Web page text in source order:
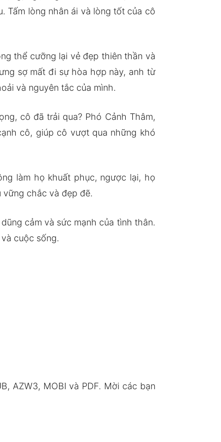
Tấm lòng nhân ái và lòng tốt của cô
thể cưỡng lại vẻ đẹp thiên thần và
sợ mất đi sự hòa hợp này, anh từ
và nguyên tắc của mình.
cô đã trải qua? Phó Cảnh Thâm,
cô, giúp cô vượt qua những khó
làm họ khuất phục, ngược lại, họ
vững chắc và đẹp đẽ.
cảm và sức mạnh của tình thân.
cuộc sống.
AZW3, MOBI và PDF. Mời các bạn